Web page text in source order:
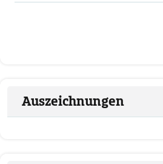
Auszeichnungen